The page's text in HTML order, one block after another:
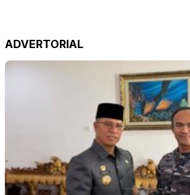
ADVERTORIAL